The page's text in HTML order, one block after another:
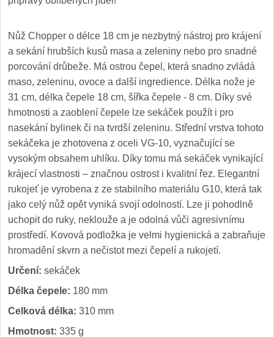
Nůž Chopper o délce 18 cm je nezbytný nástroj pro krájení
a sekání hrubších kusů masa a zeleniny nebo pro snadné
porcování drůbeže. Má ostrou čepel, která snadno zvládá
maso, zeleninu, ovoce a další ingredience. Délka nože je
31 cm, délka čepele 18 cm, šířka čepele - 8 cm. Díky své
hmotnosti a zaoblení čepele lze sekáček použít i pro
nasekání bylinek či na tvrdší zeleninu. Střední vrstva tohoto
sekáčeka je zhotovena z oceli VG-10, vyznačující se
vysokým obsahem uhlíku. Díky tomu má sekáček vynikající
krájecí vlastnosti – značnou ostrost i kvalitní řez. Elegantní
rukojeť je vyrobena z ze stabilního materiálu G10, která tak
jako celý nůž opět vyniká svojí odolností. Lze ji pohodlně
uchopit do ruky, neklouže a je odolná vůči agresivnímu
prostředí. Kovová podložka je velmi hygienická a zabraňuje
hromadění skvrn a nečistot mezi čepelí a rukojetí.
Určení: sekáček
Délka čepele: 180 mm
Celková délka: 310 mm
Hmotnost: 335 g